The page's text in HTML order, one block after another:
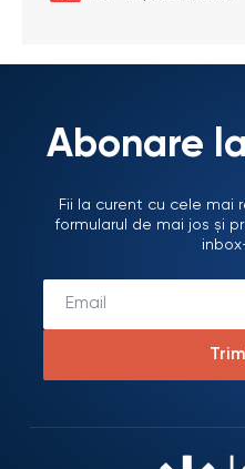
Abonare
Fii la curent cu cele mai
formularul de mai jos și